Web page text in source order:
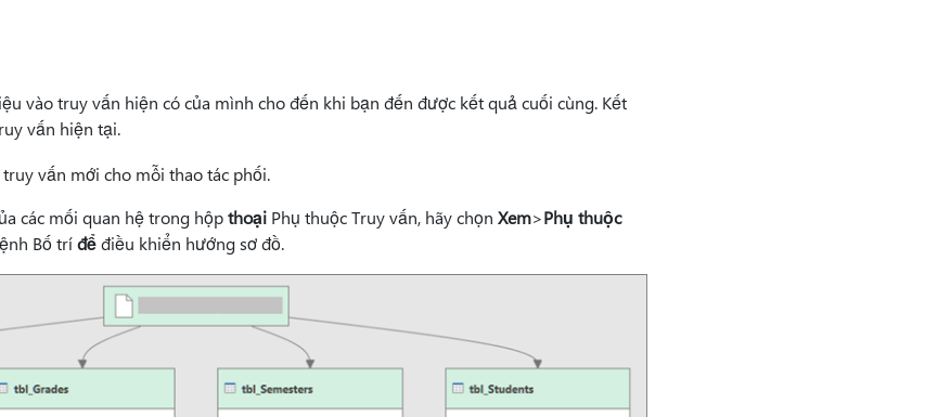
vào truy vấn hiện có của mình cho đến khi bạn đến được kết quả cuối cùng. Kết
vấn hiện tại.
vấn mới cho mỗi thao tác phối.
các mối quan hệ trong hộpthoạiPhụ thuộc Truy vấn, hãy chọn Xem>Phụ thuộc
Bố tríđểđiều khiển hướng sơ đồ.